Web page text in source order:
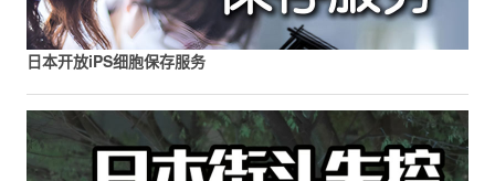
日本开放iPS细胞保存服务